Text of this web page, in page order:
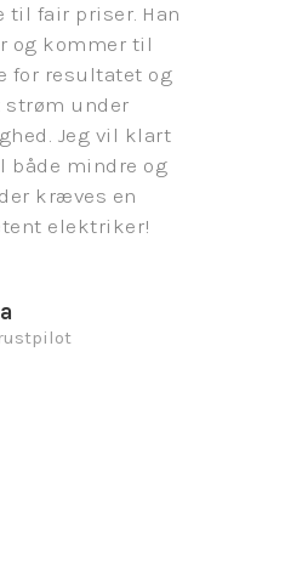
til fair priser. Han
og kommer til
for resultatet og
under
Jeg vil klart
både mindre og
kræves en
elektriker!